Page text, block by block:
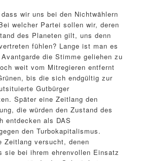
wir uns bei den Nichtwählern
welcher Partei sollen wir, deren
des Planeten gilt, uns denn
fühlen? Lange ist man es
die Stimme geliehen zu
weit vom Mitregieren entfernt
bis die sich endgültig zur
Gutbürger
Später eine Zeitlang den
die würden den Zustand des
entdecken als DAS
den Turbokapitalismus.
Zeitlang versucht, denen
sie bei ihrem ehrenvollen Einsatz